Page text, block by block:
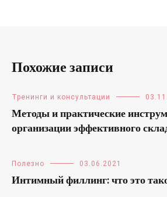
Похожие записи
Тренинги и консультации
Методы и практические
организации эффективного
Полезно 03.06.2021
Интимный филлинг: что это